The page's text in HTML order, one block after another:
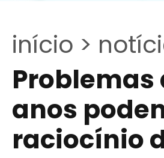
início >
Problemas
anos
raciocínio